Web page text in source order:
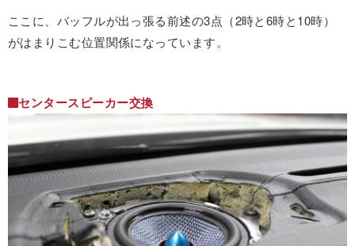
ここに、バッフルが出っ張る前述の3点（2時と6時と10時）
がはまりこむ位置関係になっています。
センタースピーカー交換